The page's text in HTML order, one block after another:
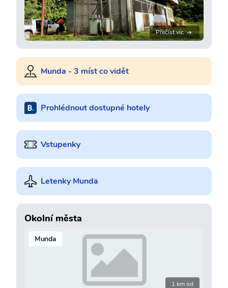
Přečíst víc
Munda - 3 míst co vidět
Prohlédnout dostupné hotely
Vstupenky
Letenky Munda
Okolní města
Munda
1 km od